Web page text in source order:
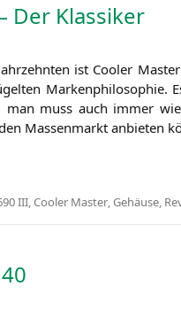
Der Klassiker
ist Coo­ler
Mar­ken­phi­lo­so­phie.
man muss auch immer
Mas­sen­markt anbie­ten
III Cooler Master Gehäuse